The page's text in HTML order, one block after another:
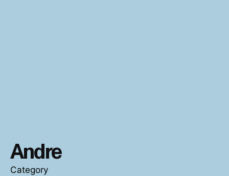
Andre
Category